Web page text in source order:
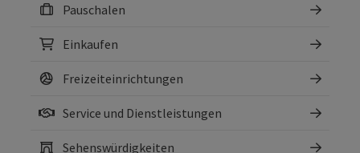
Pauschalen
Einkaufen
Freizeiteinrichtungen
Service und Dienstleistungen
Sehenswürdigkeiten